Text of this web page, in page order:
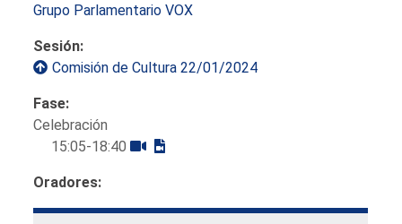
Grupo Parlamentario VOX
Sesión:
Comisión de Cultura 22/01/2024
Fase:
Celebración
15:05-18:40
Oradores: